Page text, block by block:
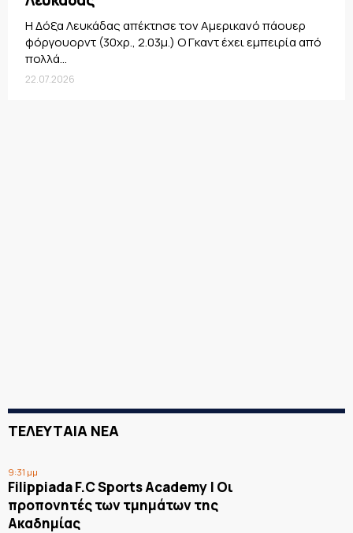
Η Δόξα Λευκάδας απέκτησε τον Αμερικανό πάουερ
φόργουορντ (30χρ., 2.03μ.) Ο Γκαντ έχει εμπειρία από
πολλά...
22.07.2026
ΤΕΛΕΥΤΑΙΑ ΝΕΑ
9:31 μμ
Filippiada F.C Sports Academy | Οι
προπονητές των τμημάτων της
Ακαδημίας